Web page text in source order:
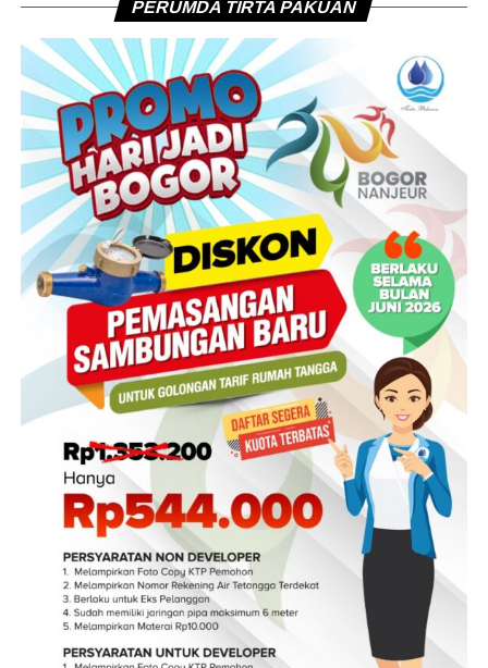
PERUMDA TIRTA PAKUAN